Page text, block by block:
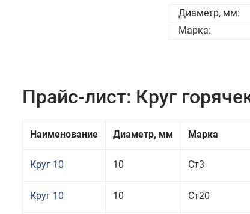
Диаметр, мм:
Марка:
Прайс-лист: Круг
Наименование Диаметр, мм Марка
Круг 10 10 Ст3
Круг 10 10 Ст20